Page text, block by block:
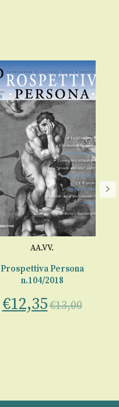
AA.VV.
Prospettiva Persona
n.104/2018
€12,35€13,00